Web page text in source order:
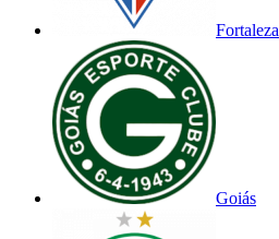
Fortaleza
Goiás